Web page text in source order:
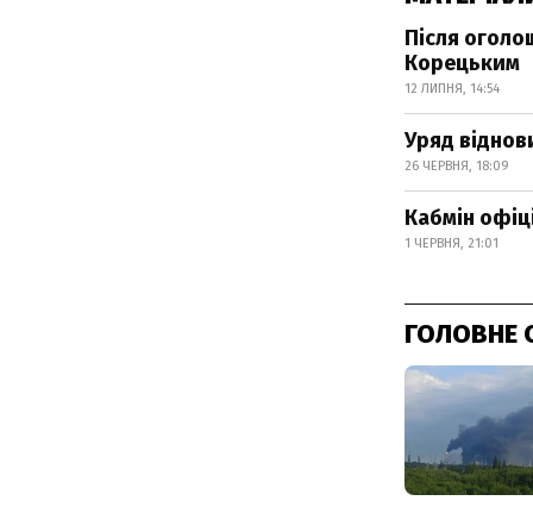
Після
Корецьким
12 ЛИПНЯ, 14:54
Уряд
26 ЧЕРВНЯ, 18:09
Кабмін
1 ЧЕРВНЯ, 21:01
ГОЛОВНЕ